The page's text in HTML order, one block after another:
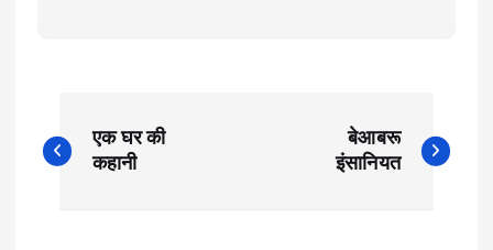
o
एक घर की
कहानी
बेआबरू
इंसानियत